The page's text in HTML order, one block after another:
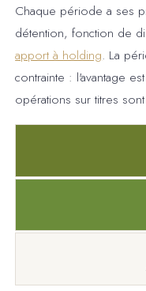
Chaque période a ses
détention, fonction de
apport à holding. La
contrainte : l'avantage
opérations sur titres